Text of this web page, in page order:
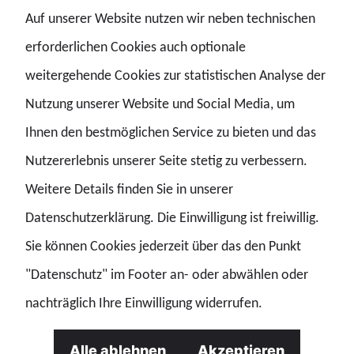
Themen. Die Mitglieder des Beirats kommen aus Politik,
Wissenschaft, Medien, Wirtschaft, Militär und
Zivilgesellschaft. Die Zusammensetzung soll
unterschiedliche Perspektiven der Sicherheitspolitik
zusammenbringen.
Dem neu gewählten Gremium gehören neben dem GdP-
Bundesvorsitzenden unter anderem der
verteidigungspolitische Sprecher der CDU/CSU-Fraktion,
Thomas Erndl, Prof. Dr. Carlo Masala, Professor für
Internationale Politik an der Universität der Bundeswehr
Auf unserer Website nutzen wir neben technischen
erforderlichen Cookies auch optionale
weitergehende Cookies zur statistischen Analyse der
Nutzung unserer Website und Social Media, um
Ihnen den bestmöglichen Service zu bieten und das
Nutzererlebnis unserer Seite stetig zu verbessern.
Weitere Details finden Sie in unserer
Datenschutzerklärung. Die Einwilligung ist freiwillig.
Sie können Cookies jederzeit über das den Punkt
"Datenschutz" im Footer an- oder abwählen oder
nachträglich Ihre Einwilligung widerrufen.
Alle ablehnen Akzeptieren